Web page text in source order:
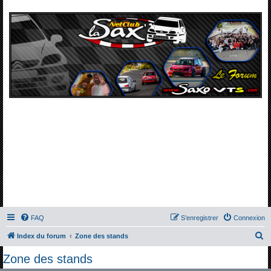
FAQ Connexion
S’enregistrer
Index du forum Zone des stands
Zone des stands